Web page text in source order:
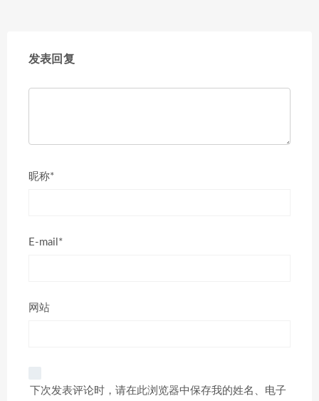
发表回复
昵称*
E-mail*
网站
下次发表评论时，请在此浏览器中保存我的姓名、电子